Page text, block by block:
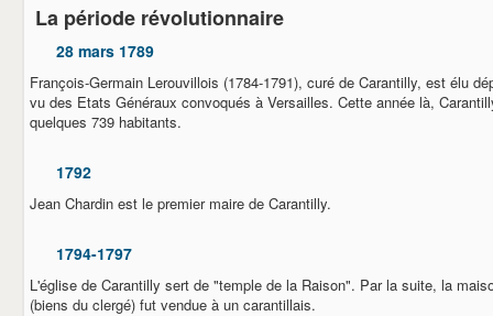
La période révolutionnaire
28 mars 1789
François-Germain Lerouvillois (1784-1791), curé de Carantilly, est élu
vu des Etats Généraux convoqués à Versailles. Cette année là,
quelques 739 habitants.
1792
Jean Chardin est le premier maire de Carantilly.
1794-1797
L'église de Carantilly sert de "temple de la Raison". Par la suite, la
(biens du clergé) fut vendue à un carantillais.